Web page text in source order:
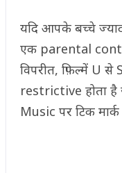
यदि आपके बच्चे
एक parental
विपरीत, फ़िल्में U से
restrictive होता है
Music पर टिक